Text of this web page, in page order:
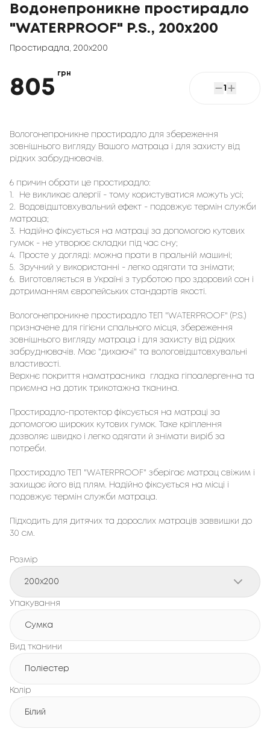
Водонепроникне простирадло
"WATERPROOF" Р.S., 200x200
Простирадла 200x200
805
грн
1
Вологонепроникне простирадло для збереження
зовнішнього вигляду Вашого матраца і для захисту від
рідких забруднювачів.
6 причин обрати це простирадло:
Не викликає алергії - тому користуватися можуть усі;
2.
Водовідштовхувальний ефект - подовжує термін служби
матраца;
3.
Надійно фіксується на матраці за допомогою кутових
гумок - не утворює складки під час сну;
4.
Просте у догляді: можна прати в пральній машині;
5.
Зручний у використанні - легко одягати та знімати;
6.
Виготовляється в Україні з турботою про здоровий сон і
дотриманням європейських стандартів якості.
Вологонепроникне простирадло ТЕП "WATERPROOF" (Р.S.)
призначене для гігієни спального місця, збереження
зовнішнього вигляду матраца і для захисту від рідких
забруднювачів. Має "дихаючі" та вологовідштовхувальні
властивості.
Верхнє покриття наматрасника гладка гіпоалергенна та
приємна на дотик трикотажна тканина.
Простирадло-протектор фіксується на матраці за
допомогою широких кутових гумок. Таке кріплення
дозволяє швидко і легко одягати й знімати виріб за
потреби.
Простирадло ТЕП "WATERPROOF" зберігає матрац свіжим і
захищає його від плям. Надійно фіксується на місці і
подовжує термін служби матраца.
Підходить для дитячих та дорослих матраців заввишки до
30 см.
Розмір
200x200
Упакування
Сумка
Вид тканини
Поліестер
Колір
Білий